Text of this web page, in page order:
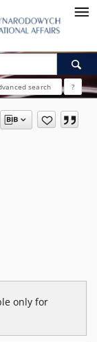
search ?
only for